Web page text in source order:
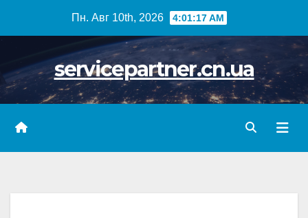
Пн. Авг 10th, 2026 4:01:18 AM
servicepartner.cn.ua